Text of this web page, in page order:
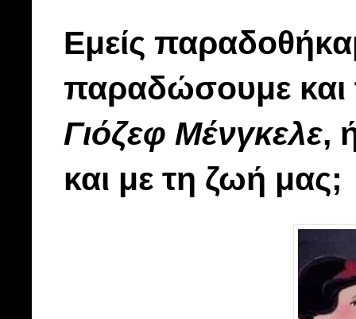
Εμείς
παραδώσουμε και
Γιόζεφ Μένγκελε,
και με τη ζωή μας;